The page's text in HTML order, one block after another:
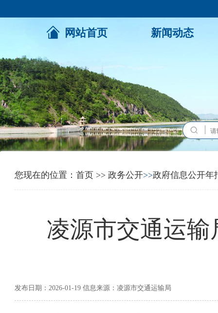
网站首页 新闻动态
您现在的位置： 首页 >> 政务公开>>政府信息公开年
凌源市交通运输
发布日期：2026-01-19 信息来源：凌源市交通运输局